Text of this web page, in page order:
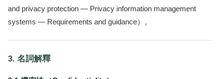
and privacy protection — Privacy information management
systems — Requirements and guidance）。
3. 名詞解釋